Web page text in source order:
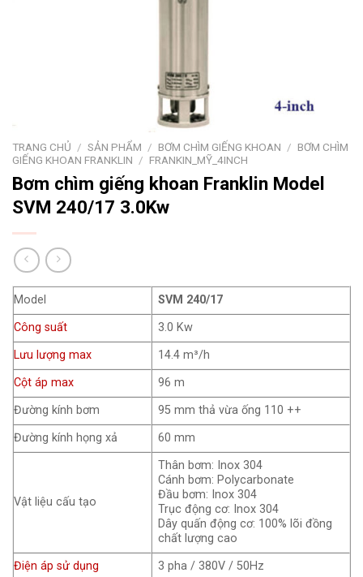
TRANG CHỦ / SẢN PHẨM / BƠM CHÌM GIẾNG KHOAN / BƠM CHÌM
GIẾNG KHOAN FRANKLIN / FRANKIN_MỸ_4INCH
Bơm chìm giếng khoan Franklin Model
SVM 240/17 3.0Kw
Model
SVM 240/17
Công suất
3.0 Kw
Lưu lượng max
14.4 m³/h
Cột áp max
96 m
Đường kính bơm
95 mm thả vừa ống 110 ++
Đường kính họng xả
60 mm
Vật liệu cấu tạo
Thân bơm: Inox 304
Cánh bơm: Polycarbonate
Đầu bơm: Inox 304
Trục động cơ: Inox 304
Dây quấn động cơ: 100% lõi đồng
chất lượng cao
Điện áp sử dụng
3 pha / 380V / 50Hz